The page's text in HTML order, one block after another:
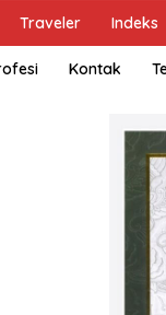
Traveler Indeks
Kontak